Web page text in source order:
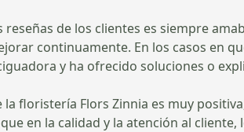
reseñas de los clientes es siempre
continuamente. En los casos en
y ha ofrecido soluciones o
la floristería Flors Zinnia es muy
en la calidad y la atención al